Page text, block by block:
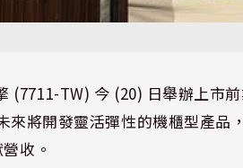
(7711-TW) 今 (20) 日舉辦上市
來將開發靈活彈性的機櫃型產品
收。